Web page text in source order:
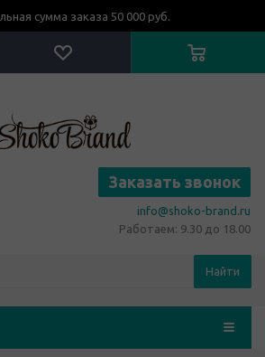
сумма заказа 50 000 руб.
Заказать звонок
info@shoko-brand.ru
Работаем: 9.30 до 18.00
Найти